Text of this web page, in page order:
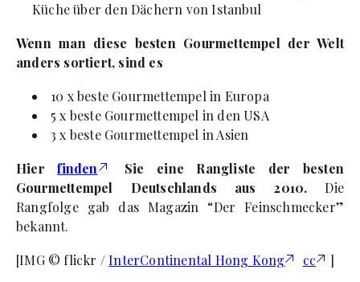
Küche über den Dächern von Istanbul
Wenn man diese besten Gourmettempel der Welt
anders sortiert, sind es
10 x beste Gourmettempel in Europa
5 x beste Gourmettempel in den USA
3 x beste Gourmettempel in Asien
Hierfinden
Sie eine Rangliste der besten
Gourmettempel Deutschlands aus 2010. Die
Rangfolge gab das Magazin “Der Feinschmecker”
bekannt.
[IMG © flickr /InterContinental Hong Kong cc ]